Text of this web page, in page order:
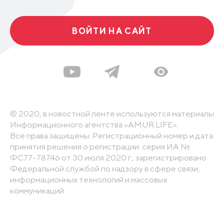
ВОЙТИ НА САЙТ
© 2020, в новостной ленте используются материалы
Информационного агентства «AMUR.LIFE».
Все права защищены. Регистрационный номер и дата
принятия решения о регистрации: серия ИА №
ФС77-78746 от 30 июля 2020 г., зарегистрировано
Федеральной службой по надзору в сфере связи,
информационных технологий и массовых
коммуникаций